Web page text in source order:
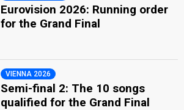
Eurovision 2026: Running order
for the Grand Final
VIENNA 2026
Semi-final 2: The 10 songs
qualified for the Grand Final